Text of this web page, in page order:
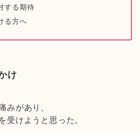
する期待
る方へ
け
みがあり、
受けようと思った。